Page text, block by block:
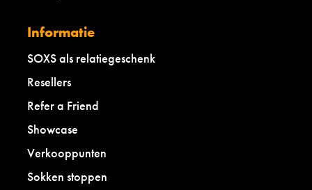
Informatie
SOXS als relatiegeschenk
Resellers
Refer a Friend
Showcase
Verkooppunten
Sokken stoppen